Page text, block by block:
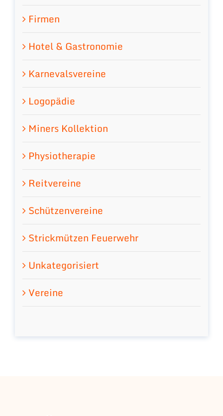
Firmen
Hotel & Gastronomie
Karnevalsvereine
Logopädie
Miners Kollektion
Physiotherapie
Reitvereine
Schützenvereine
Strickmützen Feuerwehr
Unkategorisiert
Vereine